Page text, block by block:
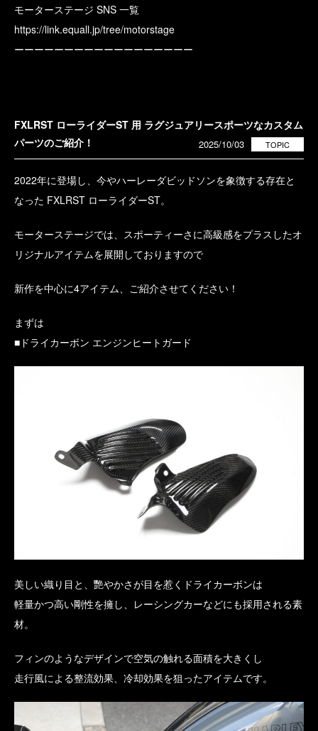
モーターステージ SNS 一覧
https://link.equall.jp/tree/motorstage
ーーーーーーーーーーーーーーーーーー
FXLRST ローライダーST 用 ラグジュアリースポーツなカスタム
パーツのご紹介！
TOPIC
2025/10/03
2022年に登場し、今やハーレーダビッドソンを象徴する存在と
なった FXLRST ローライダーST。
モーターステージでは、スポーティーさに高級感をプラスしたオ
リジナルアイテムを展開しておりますので
新作を中心に4アイテム、ご紹介させてください！
まずは
■ドライカーボン エンジンヒートガード
美しい織り目と、艷やかさが目を惹くドライカーボンは
軽量かつ高い剛性を擁し、レーシングカーなどにも採用される素
材。
フィンのようなデザインで空気の触れる面積を大きくし
走行風による整流効果、冷却効果を狙ったアイテムです。